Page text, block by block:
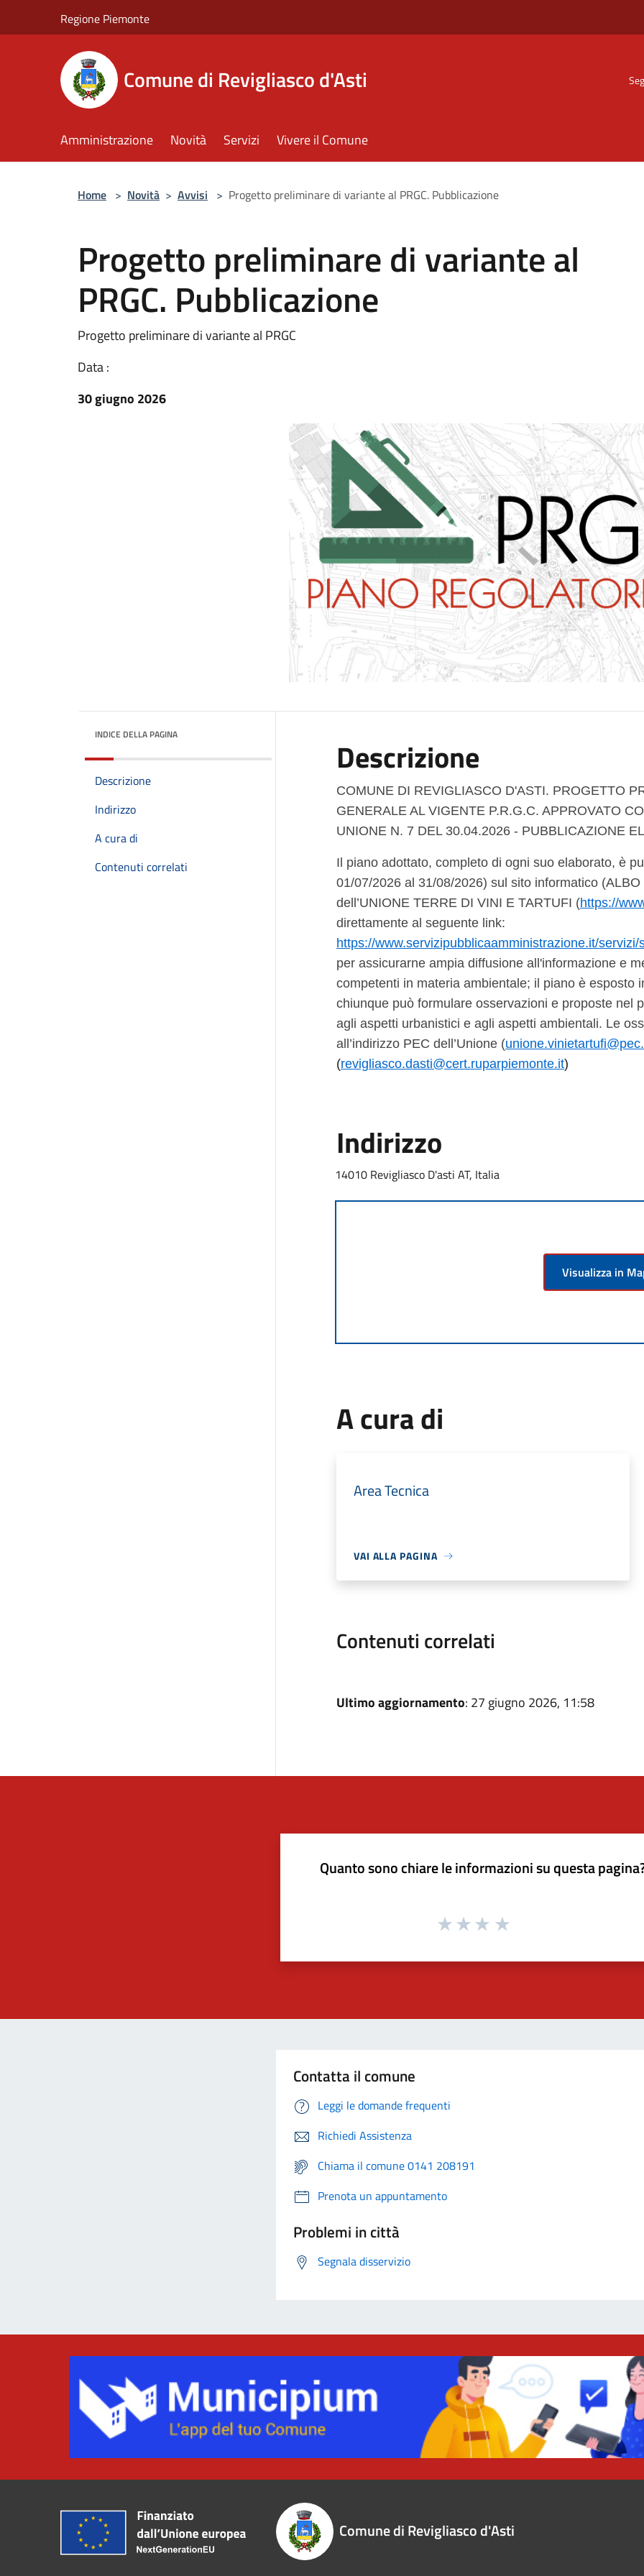
Regione Piemonte
Comune di Revigliasco d'Asti
Amministrazione Novità Servizi Vivere il Comune
Home > Novità > Avvisi > Progetto preliminare di variante al PRGC. Pubblicazione
Progetto preliminare di variante al
PRGC. Pubblicazione
Progetto preliminare di variante al PRGC
Data :
30 giugno 2026
INDICE DELLA PAGINA
Descrizione
Indirizzo
A cura di
Contenuti correlati
Descrizione
COMUNE DI REVIGLIASCO D'ASTI. PROGETTO
GENERALE AL VIGENTE P.R.G.C. APPROVATO
UNIONE N. 7 DEL 30.04.2026 - PUBBLICAZIONE
Il piano adottato, completo di ogni suo elaborato, è
01/07/2026 al 31/08/2026) sul sito informatico
dell’UNIONE TERRE DI VINI E TARTUFI (https://
direttamente al seguente link:
https://www.servizipubblicaamministrazione.it/
per assicurarne ampia diffusione all'informazione e
competenti in materia ambientale; il piano è esposto
chiunque può formulare osservazioni e proposte nel
agli aspetti urbanistici e agli aspetti ambientali. Le
all’indirizzo PEC dell’Unione (
(revigliasco.dasti@cert.ruparpiemonte.it)
Indirizzo
14010 Revigliasco D'asti AT, Italia
Visualizza in
A cura di
Area Tecnica
VAI ALLA PAGINA
Contenuti correlati
Ultimo aggiornamento: 27 giugno 2026, 11:58
Quanto sono chiare le informazioni su questa
Contatta il comune
Leggi le domande frequenti
Richiedi Assistenza
Chiama il comune 0141 208191
Prenota un appuntamento
Problemi in città
Segnala disservizio
Comune di Revigliasco d'Asti